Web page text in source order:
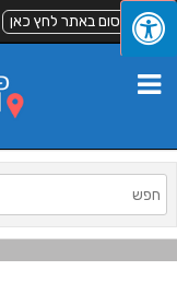
לפרסום באתר לחץ כאן